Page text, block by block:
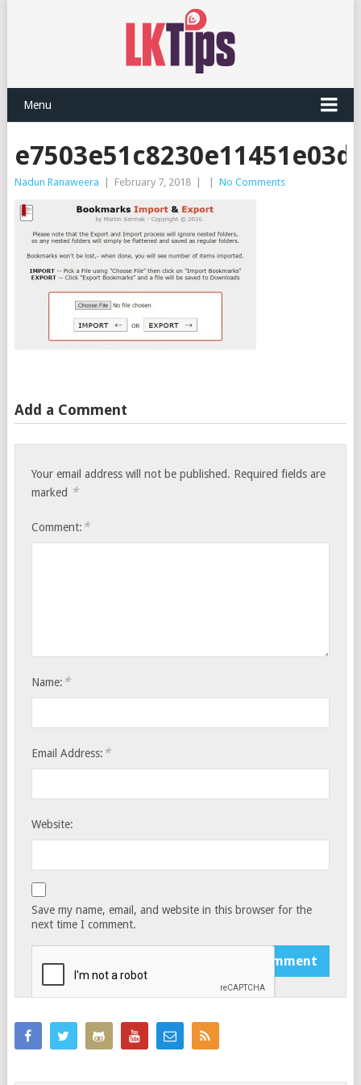
Menu
Nadun Ranaweera February 7, 2018 No Comments
Add a Comment
Your email address will not be published. Required fields are
marked *
Comment: *
Name: *
Email Address: *
Website:
Save my name, email, and website in this browser for the
next time I comment.